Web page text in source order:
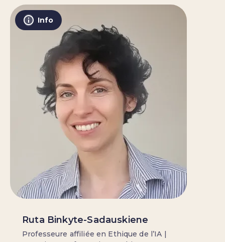
Info
Ruta Binkyte-Sadauskiene
Professeure affiliée en Ethique de l’IA |